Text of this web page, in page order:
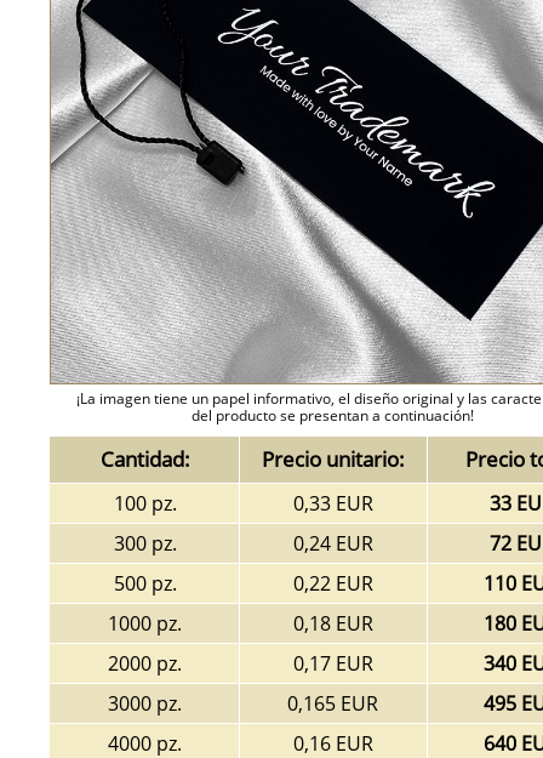
¡La imagen tiene un papel informativo, el diseño original y las
del producto se presentan a continuación!
Cantidad: Precio unitario: Precio
100 pz. 0,33 EUR
33
300 pz.
0,24 EUR
72
500 pz.
0,22 EUR
110
1000 pz.
0,18 EUR
180
2000 pz.
0,17 EUR
340
3000 pz.
0,165 EUR
495
4000 pz.
0,16 EUR
640